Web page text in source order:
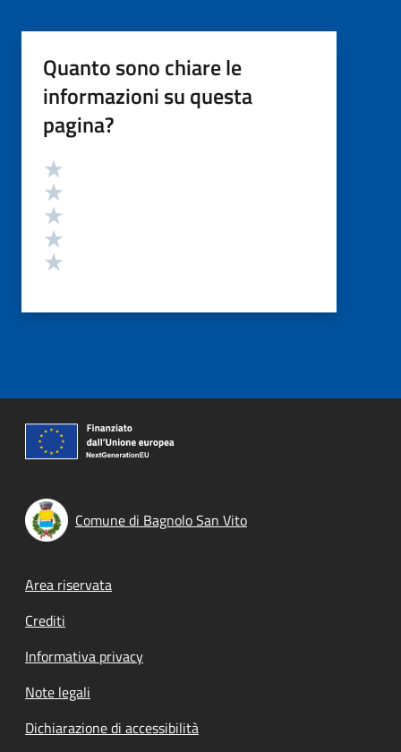
Quanto sono chiare le
informazioni su questa
pagina?
Valutazione
Comune di Bagnolo San Vito
Footer menu
Area riservata
Crediti
Informativa privacy
Note legali
Dichiarazione di accessibilità